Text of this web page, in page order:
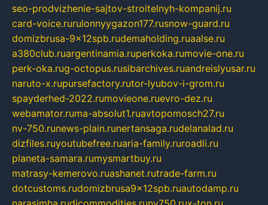
seo-prodvizhenie-sajtov-stroitelnyh-kompanij.ru
card-voice.rurulonnyygazon177.rusnow-guard.ru
domizbrusa-9x12spb.rudemaholding.ruaalse.ru
a380club.ruargentinamia.ruperkoka.rumovie-one.ru
perk-oka.rug-octopus.rusibarchives.ruandreislyusar.ru
naruto-x.rupursefactory.rutor-lyubov-i-grom.ru
spayderhed-2022.rumovieone.ruevro-dez.ru
webamator.ruma-absolut1.ruavtopomosch27.ru
nv-750.runews-plain.runertansaga.rudelanalad.ru
dizfiles.ruyoutubefree.ruaria-family.ruroadli.ru
planeta-samara.rumysmartbuy.ru
matrasy-kemerovo.ruashanet.rutrade-farm.ru
dotcustoms.rudomizbrusa9x12spb.ruautodamp.ru